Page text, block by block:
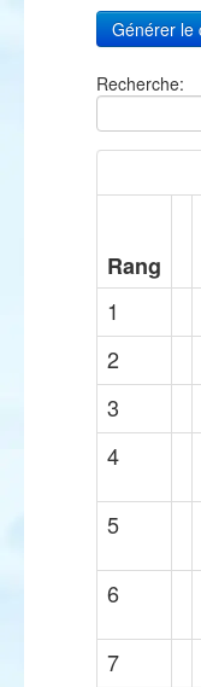
Recherche:
Rang
1
2
3
4
5
6
7